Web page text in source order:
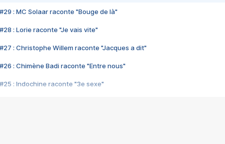
#29 : MC Solaar raconte "Bouge de là"
#28 : Lorie raconte "Je vais vite"
#27 : Christophe Willem raconte "Jacques a dit"
#26 : Chimène Badi raconte "Entre nous"
#25 : Indochine raconte "3e sexe"